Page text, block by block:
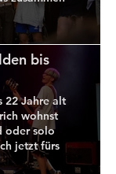
bis
22 Jahre alt
wohnst
oder solo
jetzt fürs
Werks
veröffentlichen
durften und
zusammen
Konzerte
organisiert und
gespielt haben.
Euch allen
wünschen wir viel
Kraft.
Valentin, danke